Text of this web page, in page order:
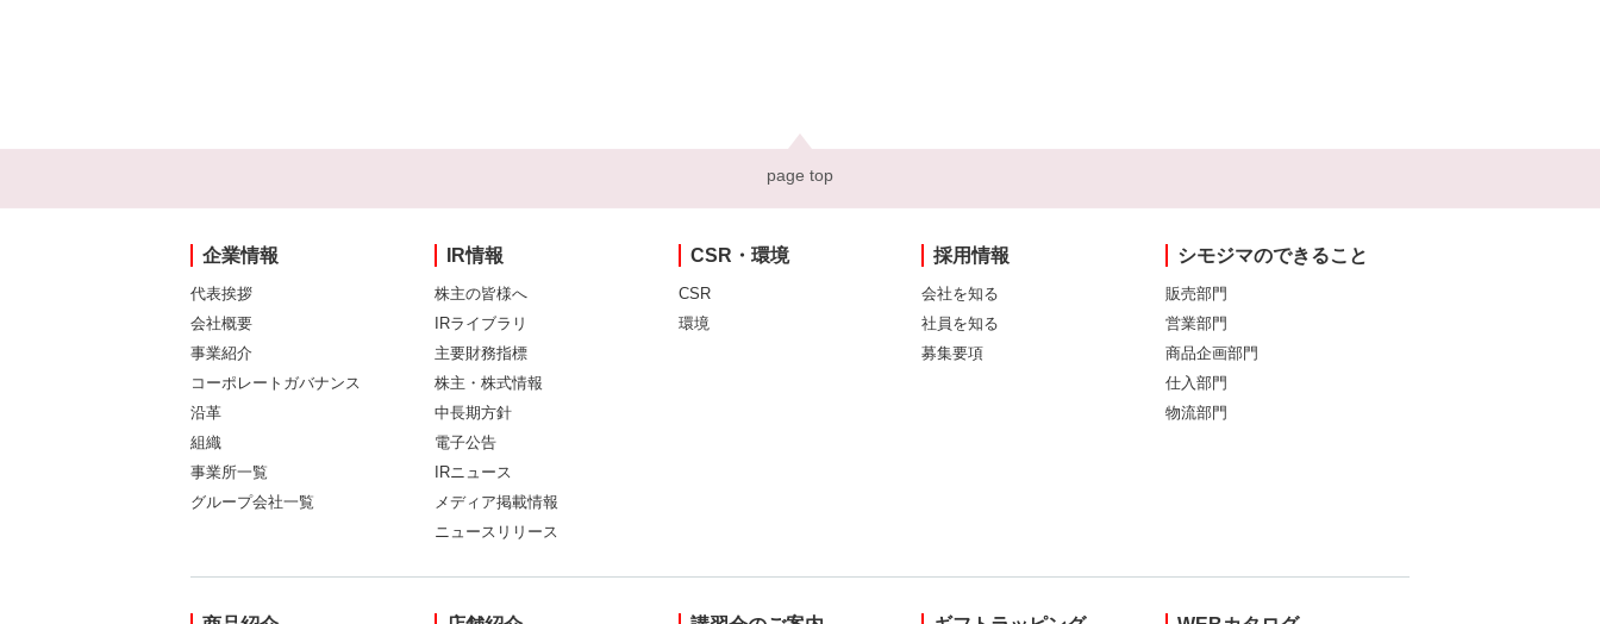
page top
企業情報
代表挨拶
会社概要
事業紹介
コーポレートガバナンス
沿革
組織
事業所一覧
グループ会社一覧
IR情報
株主の皆様へ
IRライブラリ
主要財務指標
株主・株式情報
中長期方針
電子公告
IRニュース
メディア掲載情報
ニュースリリース
CSR・環境
CSR
環境
採用情報
会社を知る
社員を知る
募集要項
シモジマのできること
販売部門
営業部門
商品企画部門
仕入部門
物流部門